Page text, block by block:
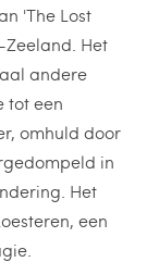
'The Lost
Het
andere
tot een
omhuld door
in
Het
een